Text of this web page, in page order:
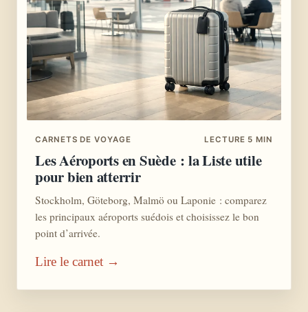
CARNETS DE VOYAGE LECTURE 5 MIN
Les Aéroports en Suède : la Liste utile
pour bien atterrir
Stockholm, Göteborg, Malmö ou Laponie : comparez
les principaux aéroports suédois et choisissez le bon
point d’arrivée.
Lire le carnet →